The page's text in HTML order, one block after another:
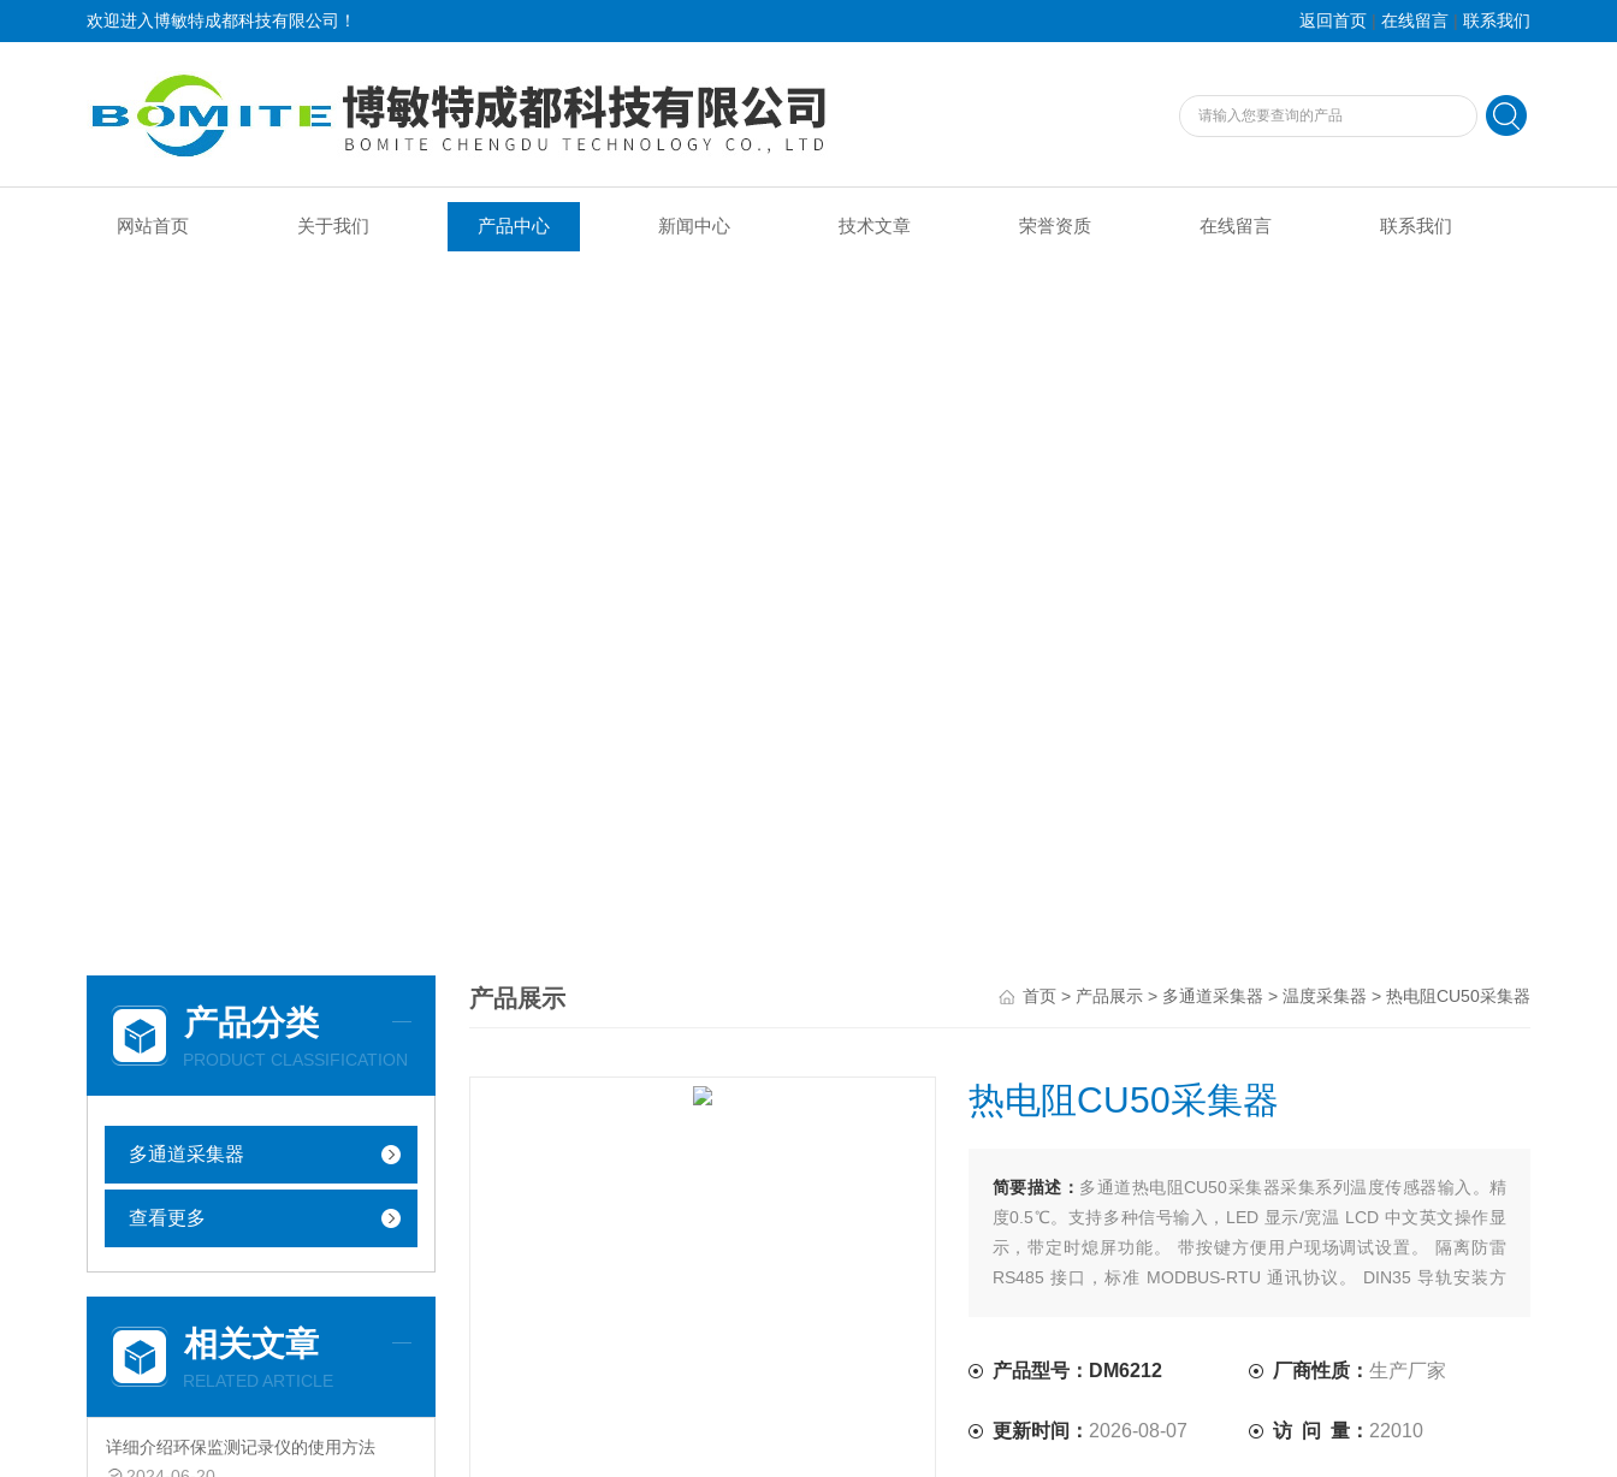
欢迎进入博敏特成都科技有限公司！ 返回首页 | 在线留言 | 联系我们
网站首页 关于我们 产品中心 新闻中心 技术文章 荣誉资质 在线留言 联系我们
产品分类
PRODUCT CLASSIFICATION
多通道采集器
查看更多
相关文章
RELATED ARTICLE
详细介绍环保监测记录仪的使用方法
产品展示 首页 > 产品展示 > 多通道采集器 > 温度采集器 > 热电阻CU50采集器
热电阻CU50采集器
简要描述： 多通道热电阻CU50采集器采集系列温度传感器输入。精
度0.5℃。支持多种信号输入，LED 显示/宽温 LCD 中文英文操作显
示，带定时熄屏功能。 带按键方便用户现场调试设置。 隔离防雷
RS485 接口，标准 MODBUS-RTU 通讯协议。 DIN35 导轨安装方
产品型号：DM6212 厂商性质：生产厂家
更新时间： 2026-08-07 访 问 量： 22010